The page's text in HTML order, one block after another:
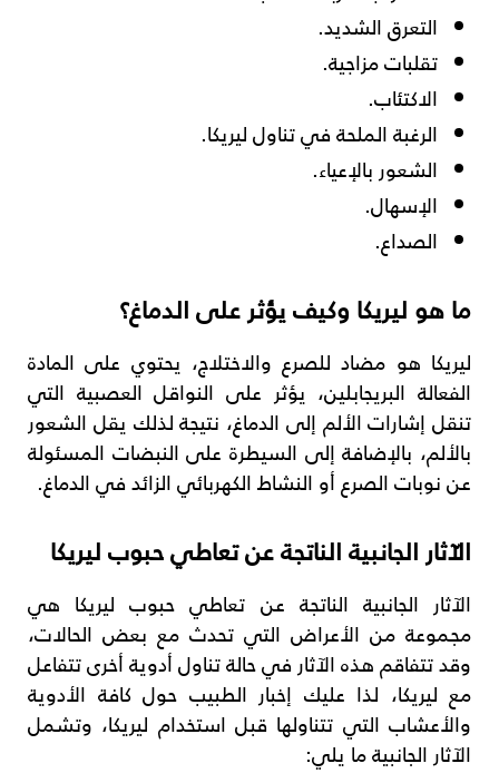
التعرق الشديد.
تقلبات مزاجية.
الاكتئاب.
الرغبة الملحة في تناول ليريكا.
الشعور بالإعياء.
الإسهال.
الصداع.
ما هو ليريكا وكيف يؤثر على الدماغ؟
ليريكا هو مضاد للصرع والاختلاج، يحتوي على المادة
الفعالة البريجابلين، يؤثر على النواقل العصبية التي
تنقل إشارات الألم إلى الدماغ، نتيجة لذلك يقل الشعور
بالألم، بالإضافة إلى السيطرة على النبضات المسئولة
عن نوبات الصرع أو النشاط الكهربائي الزائد في الدماغ.
الآثار الجانبية الناتجة عن تعاطي حبوب ليريكا
الآثار الجانبية الناتجة عن تعاطي حبوب ليريكا هي
مجموعة من الأعراض التي تحدث مع بعض الحالات،
وقد تتفاقم هذه الآثار في حالة تناول أدوية أخرى تتفاعل
مع ليريكا، لذا عليك إخبار الطبيب حول كافة الأدوية
والأعشاب التي تتناولها قبل استخدام ليريكا، وتشمل
الآثار الجانبية ما يلي: